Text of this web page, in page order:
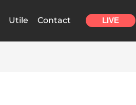
Utile Contact LIVE